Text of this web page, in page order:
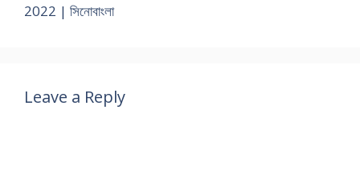
2022 | সিনোবাংলা
Leave a Reply